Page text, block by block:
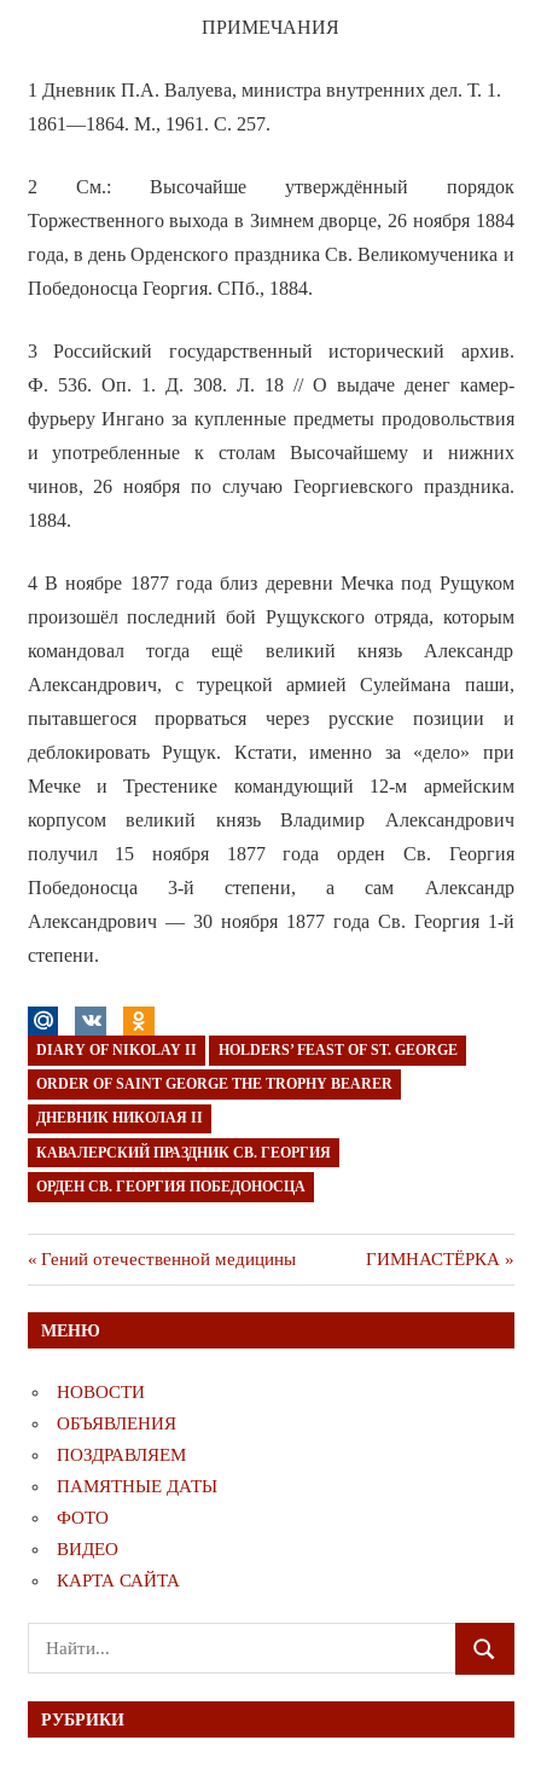
ПРИМЕЧАНИЯ
1 Дневник П.А. Валуева, министра внутренних дел. Т. 1.
1861—1864. М., 1961. С. 257.
2 См.: Высочайше утверждённый порядок
Торжественного выхода в Зимнем дворце, 26 ноября 1884
года, в день Орденского праздника Св. Великомученика и
Победоносца Георгия. СПб., 1884.
3 Российский государственный исторический архив.
Ф. 536. Оп. 1. Д. 308. Л. 18 // О выдаче денег камер-
фурьеру Ингано за купленные предметы продовольствия
и употребленные к столам Высочайшему и нижних
чинов, 26 ноября по случаю Георгиевского праздника.
1884.
4 В ноябре 1877 года близ деревни Мечка под Рущуком
произошёл последний бой Рущукского отряда, которым
командовал тогда ещё великий князь Александр
Александрович, с турецкой армией Сулеймана паши,
пытавшегося прорваться через русские позиции и
деблокировать Рущук. Кстати, именно за «дело» при
Мечке и Трестенике командующий 12-м армейским
корпусом великий князь Владимир Александрович
получил 15 ноября 1877 года орден Св. Георгия
Победоносца 3-й степени, а сам Александр
Александрович — 30 ноября 1877 года Св. Георгия 1-й
степени.
DIARY OF NIKOLAY II HOLDERS’ FEAST OF ST. GEORGE
ORDER OF SAINT GEORGE THE TROPHY BEARER
ДНЕВНИК НИКОЛАЯ II
КАВАЛЕРСКИЙ ПРАЗДНИК СВ. ГЕОРГИЯ
ОРДЕН СВ. ГЕОРГИЯ ПОБЕДОНОСЦА
Навигация
по
записям
Предыдущая
публикация
Гений отечественной медицины
Следующая
публикация
ГИМНАСТЁРКА
МЕНЮ
НОВОСТИ
ОБЪЯВЛЕНИЯ
ПОЗДРАВЛЯЕМ
ПАМЯТНЫЕ ДАТЫ
ФОТО
ВИДЕО
КАРТА САЙТА
Поиск
для:
ПОИСК
РУБРИКИ